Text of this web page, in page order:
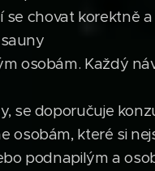
chovat korektně
osobám. Každý
se doporučuje
které si
podnapilým a